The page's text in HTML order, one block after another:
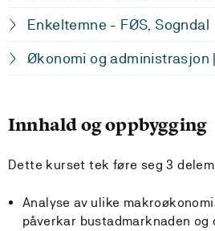
Enkeltemne - FØS, Sogndal
Økonomi og administrasjon
Innhald og oppbygging
Dette kurset tek føre seg 3
Analyse av ulike
påverkar bustadmarknaden og